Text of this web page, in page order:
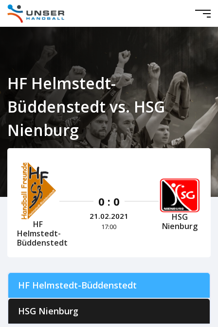
HF Helmstedt-
Büddenstedt vs. HSG
Nienburg
HF
Helmstedt-
Büddenstedt
0 : 0
21.02.2021
17:00
HSG
Nienburg
HF Helmstedt-Büddenstedt
HSG Nienburg